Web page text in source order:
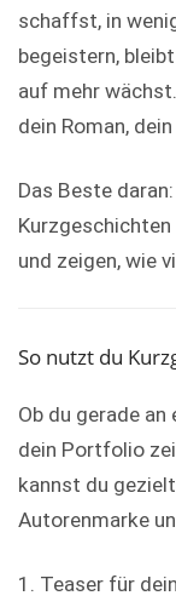
schaffst, in
begeistern,
auf mehr
dein Roman,
Das Beste daran:
und zeigen, wie
So nutzt du
Ob du gerade
dein Portfolio
kannst du
Autorenmarke
1. Teaser für